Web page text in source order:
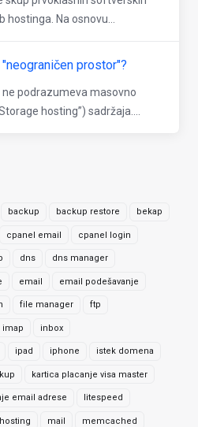
backup backup restore bekap
cpanel email cpanel login
dns dns manager
email email podešavanje
file manager ftp
imap inbox
ipad iphone istek domena
kartica placanje visa master
email adrese litespeed
mail memcached
hostinga. Na osnovu...
prostor"?
podrazumeva masovno
hosting”) sadržaja....